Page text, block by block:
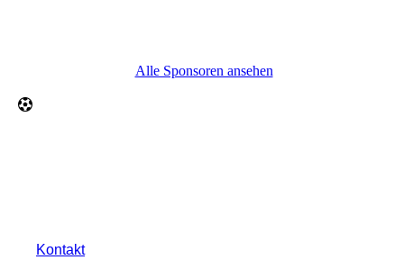
Alle Sponsoren ansehen
Kontakt